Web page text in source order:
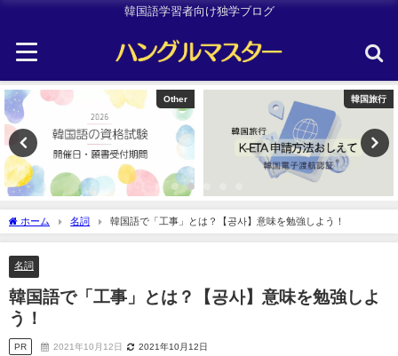
韓国語学習者向け独学ブログ
韓国旅行 韓国旅行
ホーム 名詞 韓国語で「工事」とは？【공사】意味を勉強しよう！
名詞
韓国語で「工事」とは？【공사】意味を勉強しよ
う！
PR 2021年10月12日 2021年10月12日